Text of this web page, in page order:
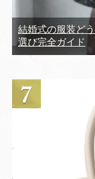
結婚式の服装ど
選び完全ガイド